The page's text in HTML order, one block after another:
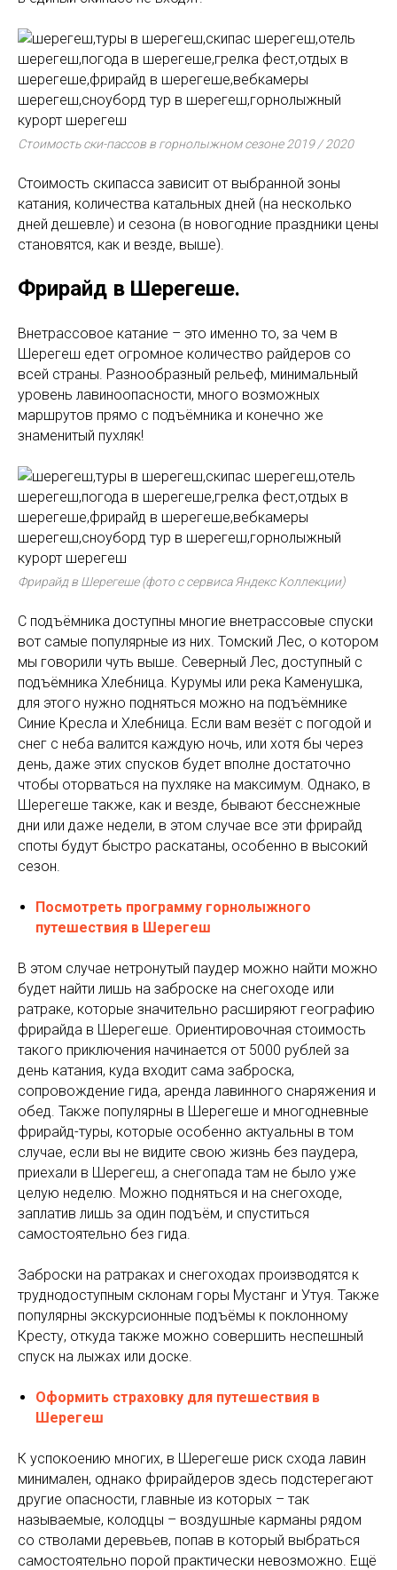
Стоимость ски-пассов в горнолыжном сезоне 2019 / 2020
Стоимость скипасса зависит от выбранной зоны
катания, количества катальных дней (на несколько
дней дешевле) и сезона (в новогодние праздники цены
становятся, как и везде, выше).
Фрирайд в Шерегеше.
Внетрассовое катание – это именно то, за чем в
Шерегеш едет огромное количество райдеров со
всей страны. Разнообразный рельеф, минимальный
уровень лавиноопасности, много возможных
маршрутов прямо с подъёмника и конечно же
знаменитый пухляк!
Фрирайд в Шерегеше (фото с сервиса Яндекс Коллекции)
С подъёмника доступны многие внетрассовые спуски
вот самые популярные из них. Томский Лес, о котором
мы говорили чуть выше. Северный Лес, доступный с
подъёмника Хлебница. Курумы или река Каменушка,
для этого нужно подняться можно на подъёмнике
Синие Кресла и Хлебница. Если вам везёт с погодой и
снег с неба валится каждую ночь, или хотя бы через
день, даже этих спусков будет вполне достаточно
чтобы оторваться на пухляке на максимум. Однако, в
Шерегеше также, как и везде, бывают бесснежные
дни или даже недели, в этом случае все эти фрирайд
споты будут быстро раскатаны, особенно в высокий
сезон.
Посмотреть программу горнолыжного
путешествия в Шерегеш
В этом случае нетронутый паудер можно найти можно
будет найти лишь на заброске на снегоходе или
ратраке, которые значительно расширяют географию
фрирайда в Шерегеше. Ориентировочная стоимость
такого приключения начинается от 5000 рублей за
день катания, куда входит сама заброска,
сопровождение гида, аренда лавинного снаряжения и
обед. Также популярны в Шерегеше и многодневные
фрирайд-туры, которые особенно актуальны в том
случае, если вы не видите свою жизнь без паудера,
приехали в Шерегеш, а снегопада там не было уже
целую неделю. Можно подняться и на снегоходе,
заплатив лишь за один подъём, и спуститься
самостоятельно без гида.
Заброски на ратраках и снегоходах производятся к
труднодоступным склонам горы Мустанг и Утуя. Также
популярны экскурсионные подъёмы к поклонному
Кресту, откуда также можно совершить неспешный
спуск на лыжах или доске.
Оформить страховку для путешествия в
Шерегеш
К успокоению многих, в Шерегеше риск схода лавин
минимален, однако фрирайдеров здесь подстерегают
другие опасности, главные из которых – так
называемые, колодцы – воздушные карманы рядом
со стволами деревьев, попав в который выбраться
самостоятельно порой практически невозможно. Ещё